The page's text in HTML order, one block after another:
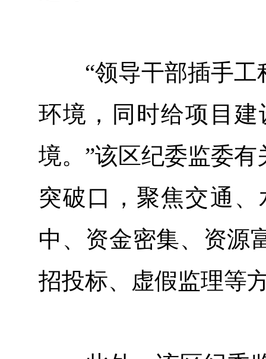
“领导干部插手工
环境，同时给项目
境。”该区纪委监委
突破口，聚焦交通
中、资金密集、资源
招投标、虚假监理等